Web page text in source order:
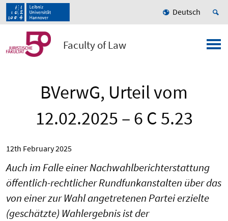
Deutsch
Faculty of Law
BVerwG, Urteil vom
12.02.2025 – 6 C 5.23
12th February 2025
Auch im Falle einer Nachwahlberichterstattung
öffentlich-rechtlicher Rundfunkanstalten über das
von einer zur Wahl angetretenen Partei erzielte
(geschätzte) Wahlergebnis ist der